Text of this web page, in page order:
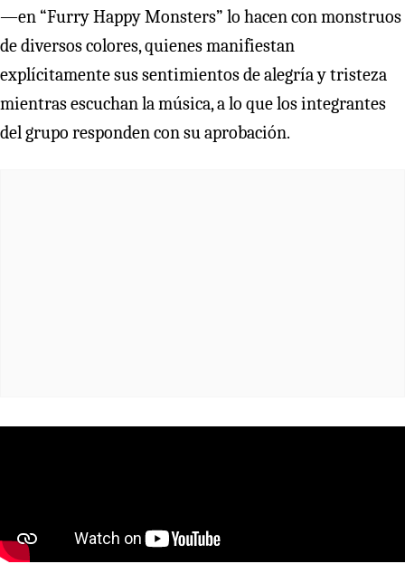
—en “Furry Happy Monsters” lo hacen con monstruos
de diversos colores, quienes manifiestan
explícitamente sus sentimientos de alegría y tristeza
mientras escuchan la música, a lo que los integrantes
del grupo responden con su aprobación.